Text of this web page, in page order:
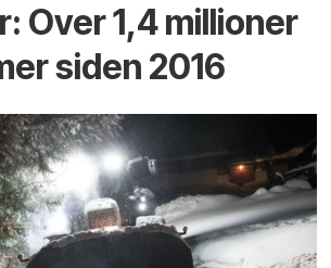
Over 1,4 millioner
siden 2016